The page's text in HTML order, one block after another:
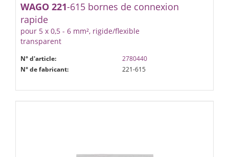
WAGO 221-615 bornes de connexion
rapide
pour 5 x 0,5 - 6 mm², rigide/flexible
transparent
N° d'article:
2780440
N° de fabricant:
221-615